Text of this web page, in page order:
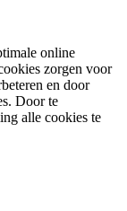
online
zorgen voor
en door
Door te
alle cookies te